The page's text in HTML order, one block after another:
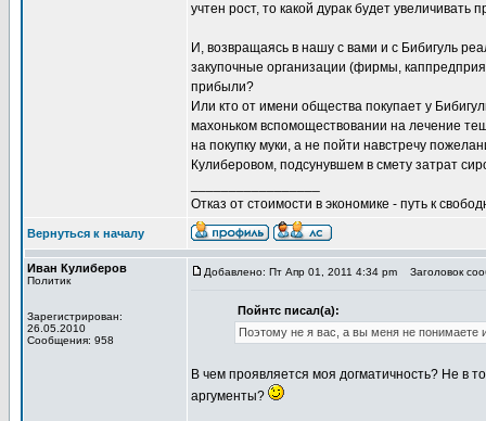
учтен рост, то какой дурак будет увеличивать
И, возвращаясь в нашу с вами и с Бибигуль
закупочные организации (фирмы,
прибыли?
Или кто от имени общества покупает у
махоньком вспомоществовании на лечение
на покупку муки, а не пойти навстречу
Кулиберовом, подсунувшем в смету затрат
Отказ от стоимости в экономике - путь к
Вернуться к началу
Иван Кулиберов
Политик
Зарегистрирован:
26.05.2010
Сообщения: 958
Добавлено: Пт Апр 01, 2011 4:34 pm Заголовок
Пойнтс писал(а):
Поэтому не я вас, а вы меня не понимаете
В чем проявляется моя догматичность? Не в
аргументы?